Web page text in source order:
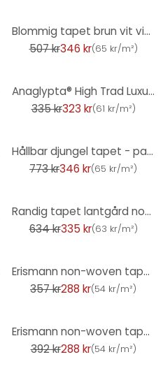
Blommig tapet brun vit vintage tapet blommig non-woven tapet blommor för vardagsrummet
507 kr346 kr(65 kr/m²)
Anaglypta® High Trad Luxury texturerad vinyltapet, målningsbar, vit
335 kr323 kr(61 kr/m²)
Hållbar djungel tapet - palmer tapet av A.S. Création mörkgrå beige 386383
773 kr346 kr(65 kr/m²)
Randig tapet lantgård non-woven tapet grå vit vintage vardagsrum kök hall av A.S. Création
634 kr335 kr(63 kr/m²)
Erismann non-woven tapet Casual Chic blå
357 kr288 kr(54 kr/m²)
Erismann non-woven tapet Casual Chic vit
392 kr288 kr(54 kr/m²)